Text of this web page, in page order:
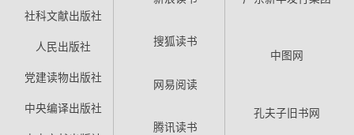
社科文献出版社
人民出版社
党建读物出版社
中央编译出版社
搜狐读书
网易阅读
腾讯读书
中图网
孔夫子旧书网